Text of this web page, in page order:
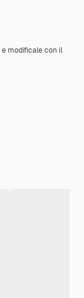
e modificale con il